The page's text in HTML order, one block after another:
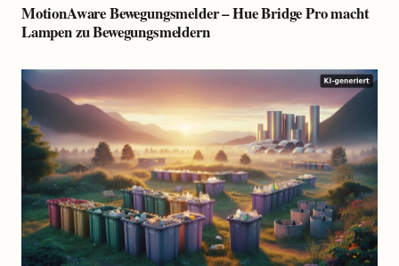
MotionAware Bewegungsmelder – Hue Bridge Pro macht
Lampen zu Bewegungsmeldern